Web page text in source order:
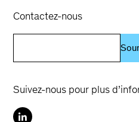
Contactez-nous
Suivez-nous pour plus